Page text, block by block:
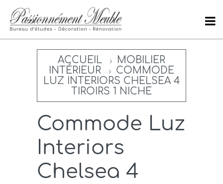
ACCUEIL
MOBILIER
INTÉRIEUR
COMMODE
LUZ INTERIORS CHELSEA 4
TIROIRS 1 NICHE
Commode Luz
Interiors
Chelsea 4